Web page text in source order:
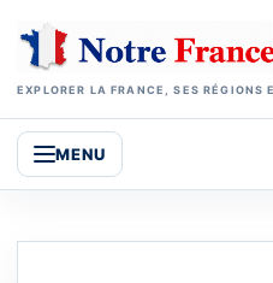
EXPLORER LA FRANCE, SES RÉGIONS
MENU